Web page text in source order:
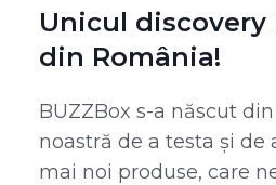
Unicul
din România!
BUZZBox s-a născut
noastră de a testa și de
mai noi produse, care